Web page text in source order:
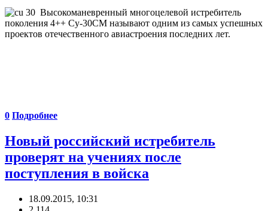
Высокоманевренный многоцелевой истребитель
поколения 4++ Су-30СМ называют одним из самых успешных
проектов отечественного авиастроения последних лет.
0 Подробнее
Новый российский истребитель
проверят на учениях после
поступления в войска
18.09.2015, 10:31